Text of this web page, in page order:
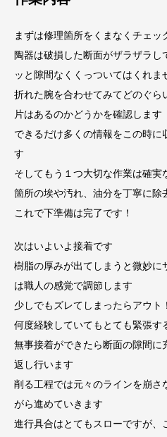
まずは修理箇所をくまなくチェッ
陶器は破損した断面がザラザラし
ッと隙間なくくっついてはくれま
折れた腕を合わせてみてどのぐら
片はあるのかどうかを確認します
できるだけ多くの情報をこの時に
す
そしてもう１つ大切な作業は確
箇所の埃や汚れ、油分を丁寧に除
これで下準備は完了です！
次はいよいよ接着です
樹脂の厚みが出てしまうと微妙に
は職人の感覚で調節します
少しでもズレてしまったらアウト
何度経験していてもとても緊張す
無事接着ができたら断面の隙間に
返し行います
削る工程では元々のラインを崩さ
がら進めていきます
進行具合はとてもスローですが、